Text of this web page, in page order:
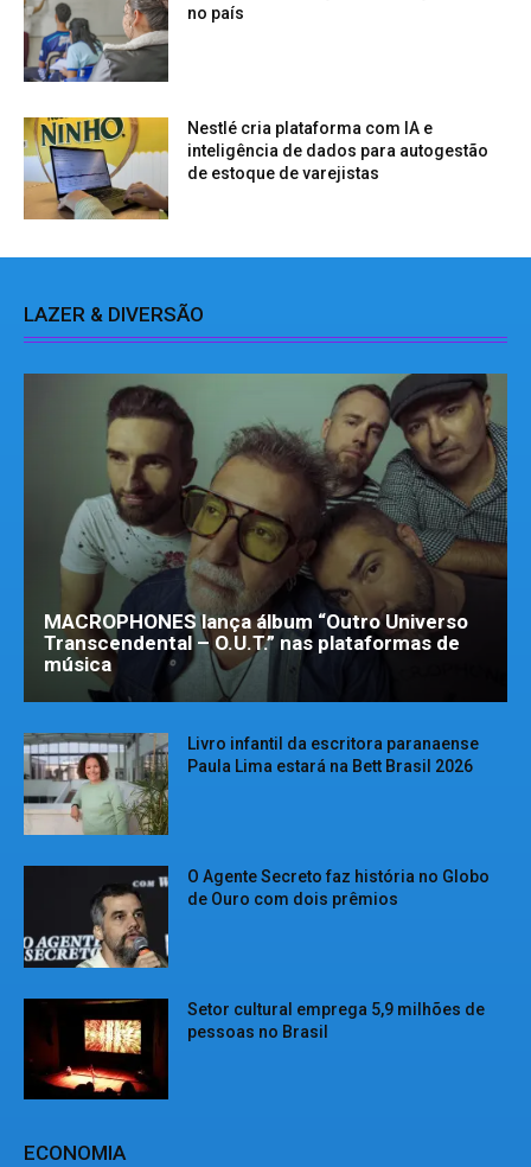
no país
Nestlé cria plataforma com IA e
inteligência de dados para autogestão
de estoque de varejistas
LAZER & DIVERSÃO
MACROPHONES lança álbum “Outro Universo
Transcendental – O.U.T.” nas plataformas de
música
Livro infantil da escritora paranaense
Paula Lima estará na Bett Brasil 2026
O Agente Secreto faz história no Globo
de Ouro com dois prêmios
Setor cultural emprega 5,9 milhões de
pessoas no Brasil
ECONOMIA